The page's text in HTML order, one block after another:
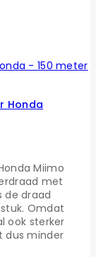
Honda
Miimo
met
de draad
Omdat
ook sterker
dus minder